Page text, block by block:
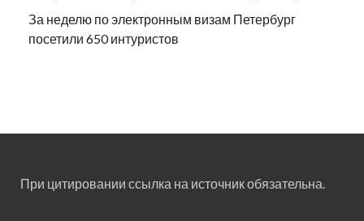
За неделю по электронным визам Петербург
посетили 650 интуристов
При цитировании ссылка на источник обязательна.